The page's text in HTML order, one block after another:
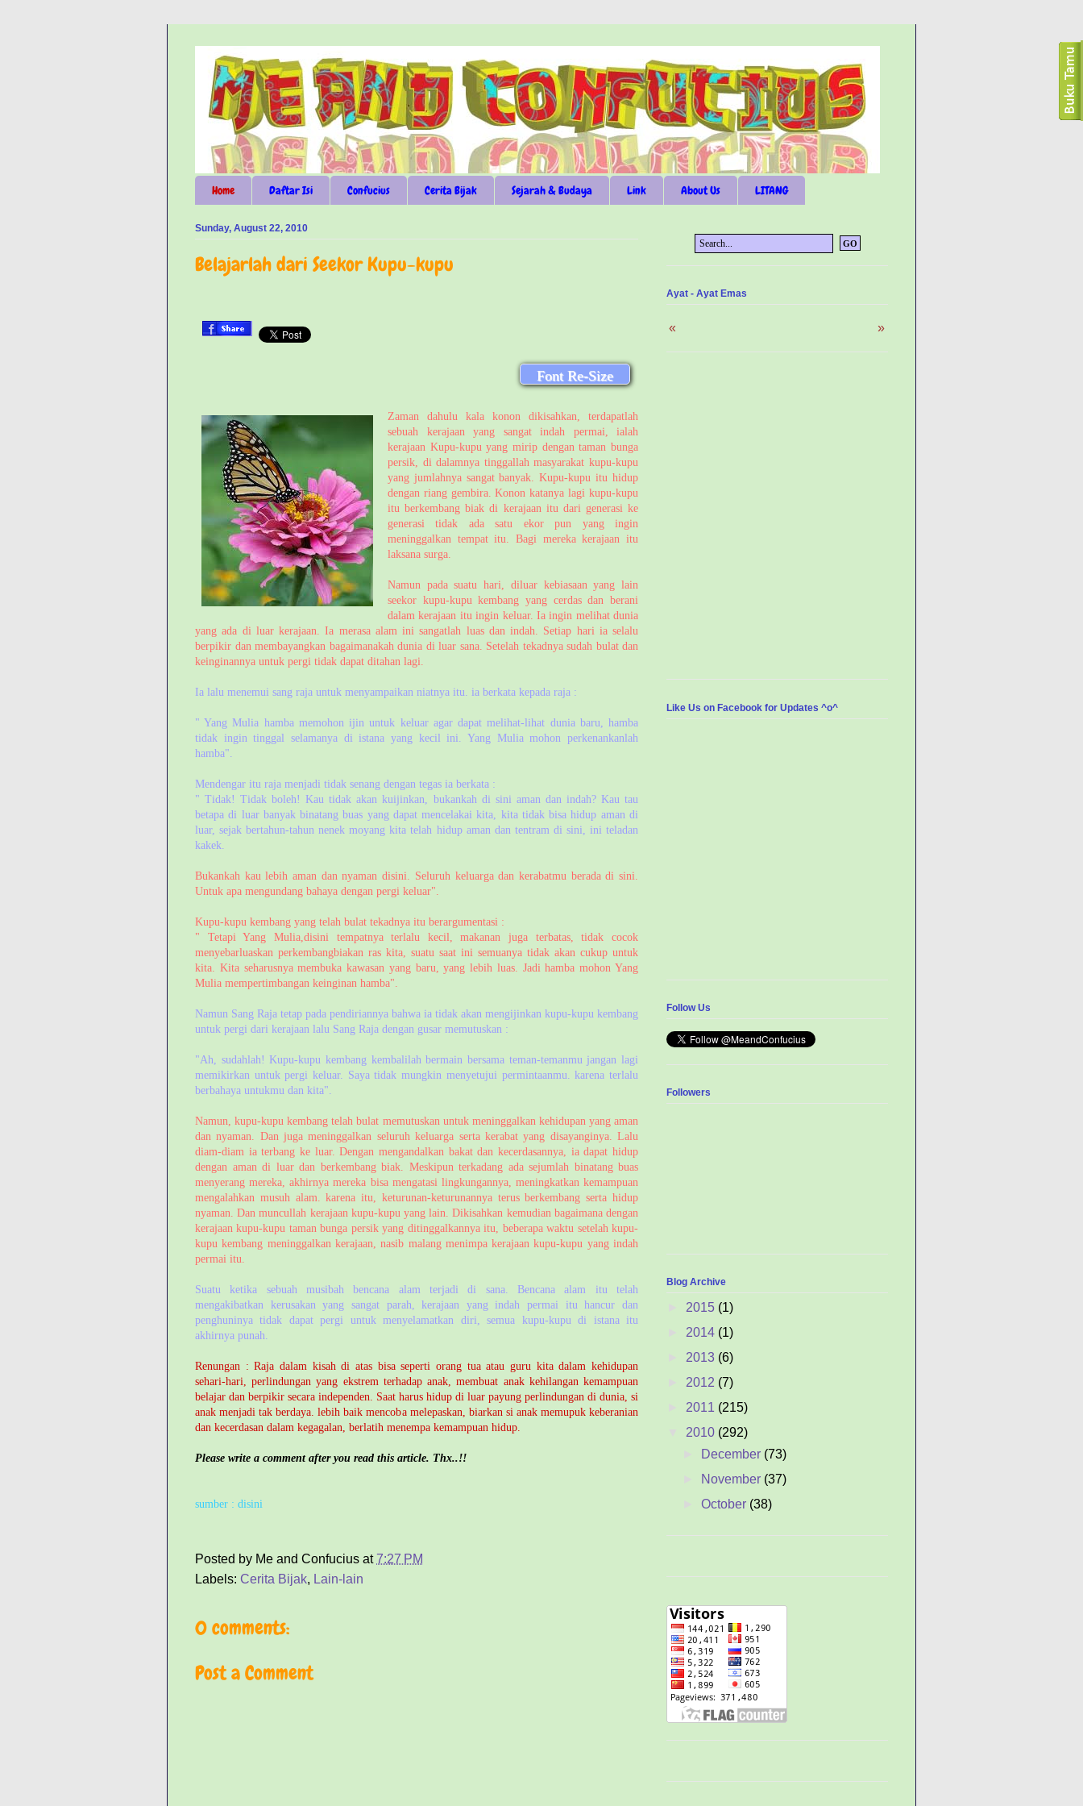
Home Daftar Isi Confucius Cerita Bijak Sejarah & Budaya Link About Us LITANG
Sunday, August 22, 2010
Belajarlah dari Seekor Kupu-kupu
Font Re-Size
Zaman dahulu kala konon dikisahkan, terdapatlah
sebuah kerajaan yang sangat indah permai, ialah
kerajaan Kupu-kupu yang mirip dengan taman bunga
persik, di dalamnya tinggallah masyarakat kupu-kupu
yang jumlahnya sangat banyak. Kupu-kupu itu hidup
dengan riang gembira. Konon katanya lagi kupu-kupu
itu berkembang biak di kerajaan itu dari generasi ke
generasi tidak ada satu ekor pun yang ingin
meninggalkan tempat itu. Bagi mereka kerajaan itu
laksana surga.
Namun pada suatu hari, diluar kebiasaan yang lain
seekor kupu-kupu kembang yang cerdas dan berani
dalam kerajaan itu ingin keluar. Ia ingin melihat dunia
yang ada di luar kerajaan. Ia merasa alam ini sangatlah luas dan indah. Setiap hari ia selalu
berpikir dan membayangkan bagaimanakah dunia di luar sana. Setelah tekadnya sudah bulat dan
keinginannya untuk pergi tidak dapat ditahan lagi.
Ia lalu menemui sang raja untuk menyampaikan niatnya itu. ia berkata kepada raja :
" Yang Mulia hamba memohon ijin untuk keluar agar dapat melihat-lihat dunia baru, hamba
tidak ingin tinggal selamanya di istana yang kecil ini. Yang Mulia mohon perkenankanlah
hamba".
Mendengar itu raja menjadi tidak senang dengan tegas ia berkata :
" Tidak! Tidak boleh! Kau tidak akan kuijinkan, bukankah di sini aman dan indah? Kau tau
betapa di luar banyak binatang buas yang dapat mencelakai kita, kita tidak bisa hidup aman di
luar, sejak bertahun-tahun nenek moyang kita telah hidup aman dan tentram di sini, ini teladan
kakek.
Bukankah kau lebih aman dan nyaman disini. Seluruh keluarga dan kerabatmu berada di sini.
Untuk apa mengundang bahaya dengan pergi keluar".
Kupu-kupu kembang yang telah bulat tekadnya itu berargumentasi :
" Tetapi Yang Mulia,disini tempatnya terlalu kecil, makanan juga terbatas, tidak cocok
menyebarluaskan perkembangbiakan ras kita, suatu saat ini semuanya tidak akan cukup untuk
kita. Kita seharusnya membuka kawasan yang baru, yang lebih luas. Jadi hamba mohon Yang
Mulia mempertimbangan keinginan hamba".
Namun Sang Raja tetap pada pendiriannya bahwa ia tidak akan mengijinkan kupu-kupu kembang
untuk pergi dari kerajaan lalu Sang Raja dengan gusar memutuskan :
"Ah, sudahlah! Kupu-kupu kembang kembalilah bermain bersama teman-temanmu jangan lagi
memikirkan untuk pergi keluar. Saya tidak mungkin menyetujui permintaanmu. karena terlalu
berbahaya untukmu dan kita".
Namun, kupu-kupu kembang telah bulat memutuskan untuk meninggalkan kehidupan yang aman
dan nyaman. Dan juga meninggalkan seluruh keluarga serta kerabat yang disayanginya. Lalu
diam-diam ia terbang ke luar. Dengan mengandalkan bakat dan kecerdasannya, ia dapat hidup
dengan aman di luar dan berkembang biak. Meskipun terkadang ada sejumlah binatang buas
menyerang mereka, akhirnya mereka bisa mengatasi lingkungannya, meningkatkan kemampuan
mengalahkan musuh alam. karena itu, keturunan-keturunannya terus berkembang serta hidup
nyaman. Dan muncullah kerajaan kupu-kupu yang lain. Dikisahkan kemudian bagaimana dengan
kerajaan kupu-kupu taman bunga persik yang ditinggalkannya itu, beberapa waktu setelah kupu-
kupu kembang meninggalkan kerajaan, nasib malang menimpa kerajaan kupu-kupu yang indah
permai itu.
Suatu ketika sebuah musibah bencana alam terjadi di sana. Bencana alam itu telah
mengakibatkan kerusakan yang sangat parah, kerajaan yang indah permai itu hancur dan
penghuninya tidak dapat pergi untuk menyelamatkan diri, semua kupu-kupu di istana itu
akhirnya punah.
Renungan : Raja dalam kisah di atas bisa seperti orang tua atau guru kita dalam kehidupan
sehari-hari, perlindungan yang ekstrem terhadap anak, membuat anak kehilangan kemampuan
belajar dan berpikir secara independen. Saat harus hidup di luar payung perlindungan di dunia, si
anak menjadi tak berdaya. lebih baik mencoba melepaskan, biarkan si anak memupuk keberanian
dan kecerdasan dalam kegagalan, berlatih menempa kemampuan hidup.
Please write a comment after you read this article. Thx..!!
sumber : disini
Posted by Me and Confucius at7:27 PM
Labels: Cerita Bijak, Lain-lain
0 comments:
Post a Comment
Ayat - Ayat Emas
« »
Like Us on Facebook for Updates ^o^
Follow Us
Followers
Blog Archive
2015 (1)
2014 (1)
2013 (6)
2012 (7)
2011 (215)
2010 (292)
December (73)
November (37)
►October (38)
Tongkat Besi Diasah
Sam Pek Eng Tay
Guan Dao (Senjata Guan
Yu/Kwan Kong)
Jam Ajaib
Memilih Orang yang Tepat